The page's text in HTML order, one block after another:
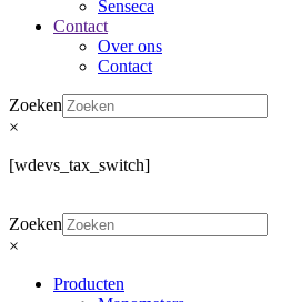
Senseca
Contact
Over ons
Contact
Zoeken
×
[wdevs_tax_switch]
Zoeken
×
Producten